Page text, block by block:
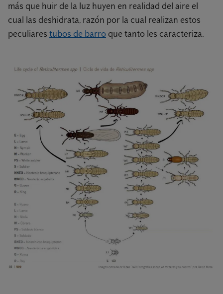
más que huir de la luz huyen en realidad del aire el
cual las deshidrata, razón por la cual realizan estos
peculiares tubos de barro que tanto les caracteriza.